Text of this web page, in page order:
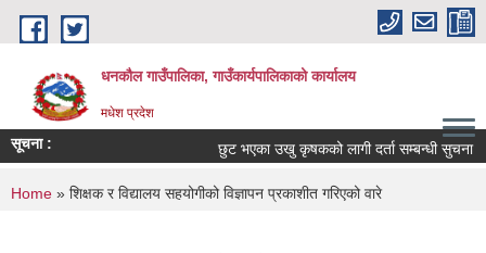
Skip to main content
धनकौल गाउँपालिका, गाउँकार्यपालिकाको कार्यालय
मधेश प्रदेश
सूचना : छुट भएका उखु कृषकको लागी दर्ता सम्बन्धी सुचना
You are here
Home » शिक्षक र विद्यालय सहयोगीको विज्ञापन प्रकाशीत गरिएको वारे